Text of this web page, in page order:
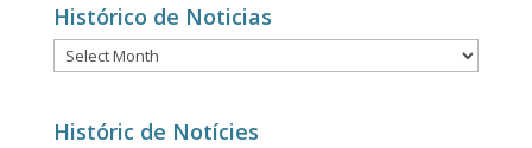
Histórico de Noticias
Histórico
de
Históric de Notícies